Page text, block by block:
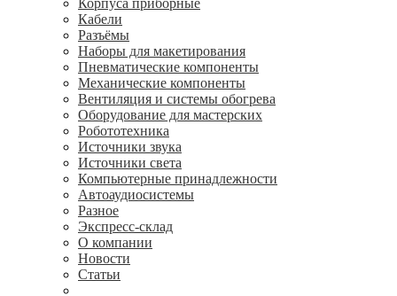
Корпуса приборные
Кабели
Разъёмы
Наборы для макетирования
Пневматические компоненты
Механические компоненты
Вентиляция и системы обогрева
Оборудование для мастерских
Робототехника
Источники звука
Источники света
Компьютерные принадлежности
Автоаудиосистемы
Разное
Экспресс-склад
О компании
Новости
Статьи